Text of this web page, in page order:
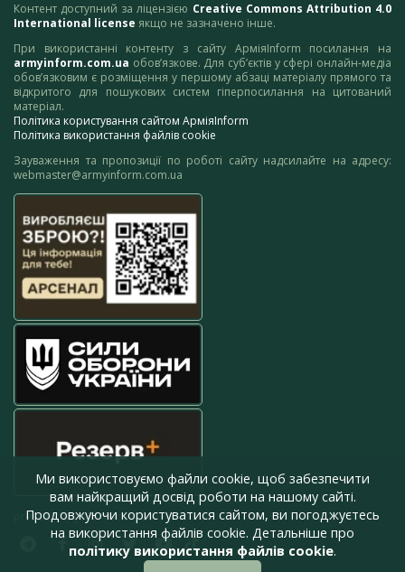
Контент доступний за ліцензією Creative Commons Attribution 4.0
International license якщо не зазначено інше.
При використанні контенту з сайту АрміяInform посилання на
armyinform.com.ua обов’язкове. Для суб’єктів у сфері онлайн-медіа
обов’язковим є розміщення у першому абзаці матеріалу прямого та
відкритого для пошукових систем гіперпосилання на цитований
матеріал.
Політика користування сайтом АрміяInform
Політика використання файлів cookie
Зауваження та пропозиції по роботі сайту надсилайте на адресу:
webmaster@armyinform.com.ua
press@armyinform.com.ua
Ми використовуємо файли cookie, щоб забезпечити
вам найкращий досвід роботи на нашому сайті.
Продовжуючи користуватися сайтом, ви погоджуєтесь
на використання файлів cookie. Детальніше про
політику використання файлів cookie.